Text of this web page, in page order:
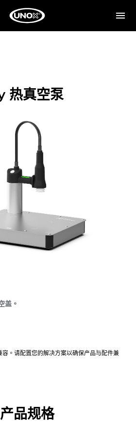
热真空泵
盖。
。请配置您的解决方案以确保产品与配件兼
产品规格